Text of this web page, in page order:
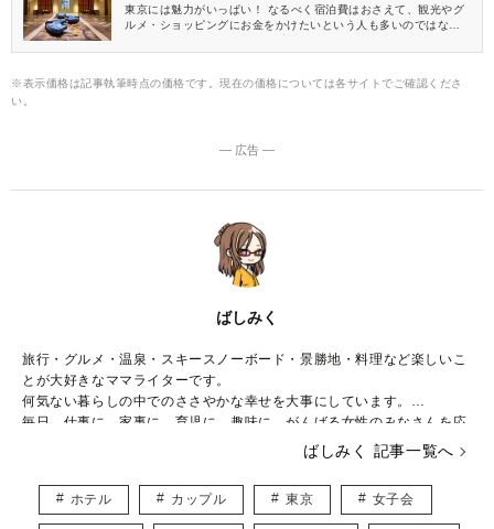
東京には魅力がいっぱい！ なるべく宿泊費はおさえて、観光やグ
ルメ・ショッピングにお金をかけたいという人も多いのではない
【品川編】をご紹介します。 カップルや女子旅、女性1人旅など
で東京をめいっぱい楽しみましょう♡
※表示価格は記事執筆時点の価格です。現在の価格については各サイトでご確認くださ
い。
― 広告 ―
ばしみく
旅行・グルメ・温泉・スキースノーボード・景勝地・料理など楽しいこ
とが大好きなママライターです。
何気ない暮らしの中でのささやかな幸せを大事にしています。
毎日、仕事に、家事に、育児に、趣味に、がんばる女性のみなさんを応
援したいです！みなさんのお役に立つ情報や、ほっと心が休まる記事を
◇旅行情報ブログ →https://tabicierge.com/
◇Twitter →https://twitter.com/tabi_writer
ばしみく 記事一覧へ
ホテル カップル 東京 女子会